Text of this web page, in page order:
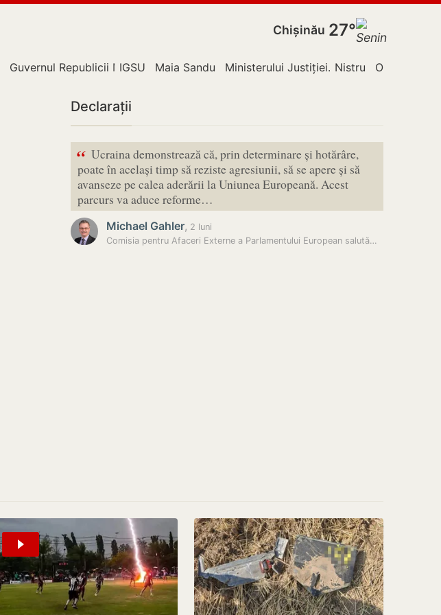
Chișinău 27°
Guvernul Republicii Moldova
IGSU Maia Sandu Ministerului Justiției Nistru Orhei
Declarații
“ Ucraina demonstrează că, prin determinare și hotărâre,
poate în același timp să reziste agresiunii, să se apere și să
avanseze pe calea aderării la Uniunea Europeană. Acest
parcurs va aduce reforme…
Michael Gahler, 2 luni
Comisia pentru Afaceri Externe a Parlamentului European salută…